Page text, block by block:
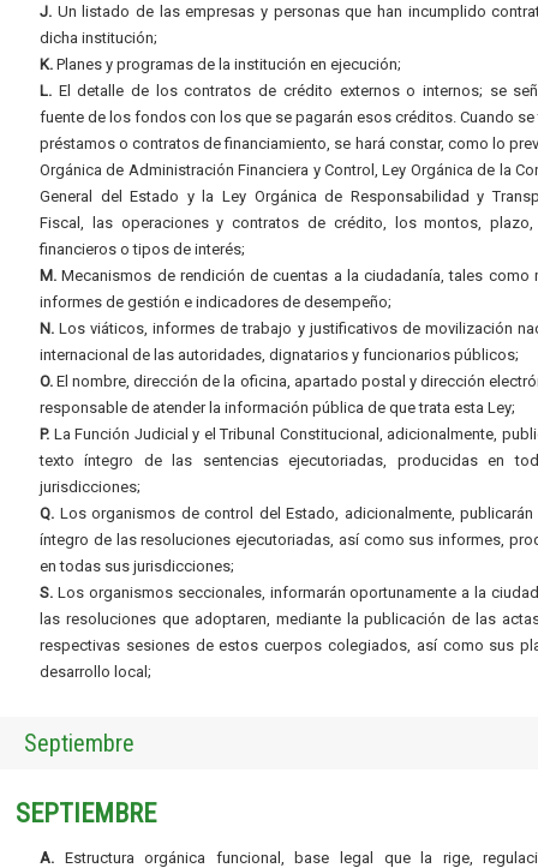
J. Un listado de las empresas y personas que han incumplido
dicha institución;
K. Planes y programas de la institución en ejecución;
L. El detalle de los contratos de crédito externos o internos; se
fuente de los fondos con los que se pagarán esos créditos. Cuando se
préstamos o contratos de financiamiento, se hará constar, como lo
Orgánica de Administración Financiera y Control, Ley Orgánica de la
General del Estado y la Ley Orgánica de Responsabilidad y
Fiscal, las operaciones y contratos de crédito, los montos,
financieros o tipos de interés;
M. Mecanismos de rendición de cuentas a la ciudadanía, tales como
informes de gestión e indicadores de desempeño;
N. Los viáticos, informes de trabajo y justificativos de movilización
internacional de las autoridades, dignatarios y funcionarios públicos;
O. El nombre, dirección de la oficina, apartado postal y dirección
responsable de atender la información pública de que trata esta Ley;
P. La Función Judicial y el Tribunal Constitucional, adicionalmente,
texto íntegro de las sentencias ejecutoriadas, producidas en
jurisdicciones;
Q. Los organismos de control del Estado, adicionalmente, publicarán
íntegro de las resoluciones ejecutoriadas, así como sus informes,
en todas sus jurisdicciones;
S. Los organismos seccionales, informarán oportunamente a la
las resoluciones que adoptaren, mediante la publicación de las
respectivas sesiones de estos cuerpos colegiados, así como sus
desarrollo local;
Septiembre
SEPTIEMBRE
A. Estructura orgánica funcional, base legal que la rige,